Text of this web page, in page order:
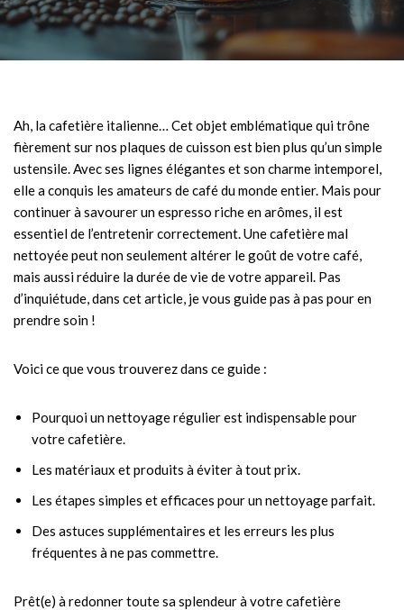
Ah, la cafetière italienne… Cet objet emblématique qui trône
fièrement sur nos plaques de cuisson est bien plus qu’un simple
ustensile. Avec ses lignes élégantes et son charme intemporel,
elle a conquis les amateurs de café du monde entier. Mais pour
continuer à savourer un espresso riche en arômes, il est
essentiel de l’entretenir correctement. Une cafetière mal
nettoyée peut non seulement altérer le goût de votre café,
mais aussi réduire la durée de vie de votre appareil. Pas
d’inquiétude, dans cet article, je vous guide pas à pas pour en
prendre soin !
Voici ce que vous trouverez dans ce guide :
Pourquoi un nettoyage régulier est indispensable pour
votre cafetière.
Les matériaux et produits à éviter à tout prix.
Les étapes simples et efficaces pour un nettoyage parfait.
Des astuces supplémentaires et les erreurs les plus
fréquentes à ne pas commettre.
Prêt(e) à redonner toute sa splendeur à votre cafetière